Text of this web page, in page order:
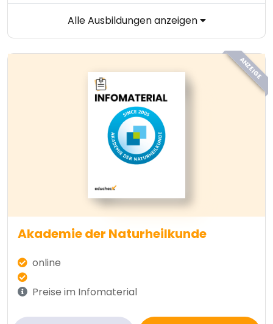
Alle Ausbildungen anzeigen
ANZEIGE
Akademie der Naturheilkunde
online
Preise im Infomaterial